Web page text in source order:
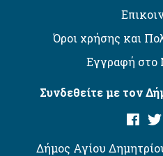
Όροι χρήσης και
Εγγραφή
Συνδεθείτε με τον
Δήμος Αγίου